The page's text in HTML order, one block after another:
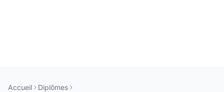
Accueil
Diplômes